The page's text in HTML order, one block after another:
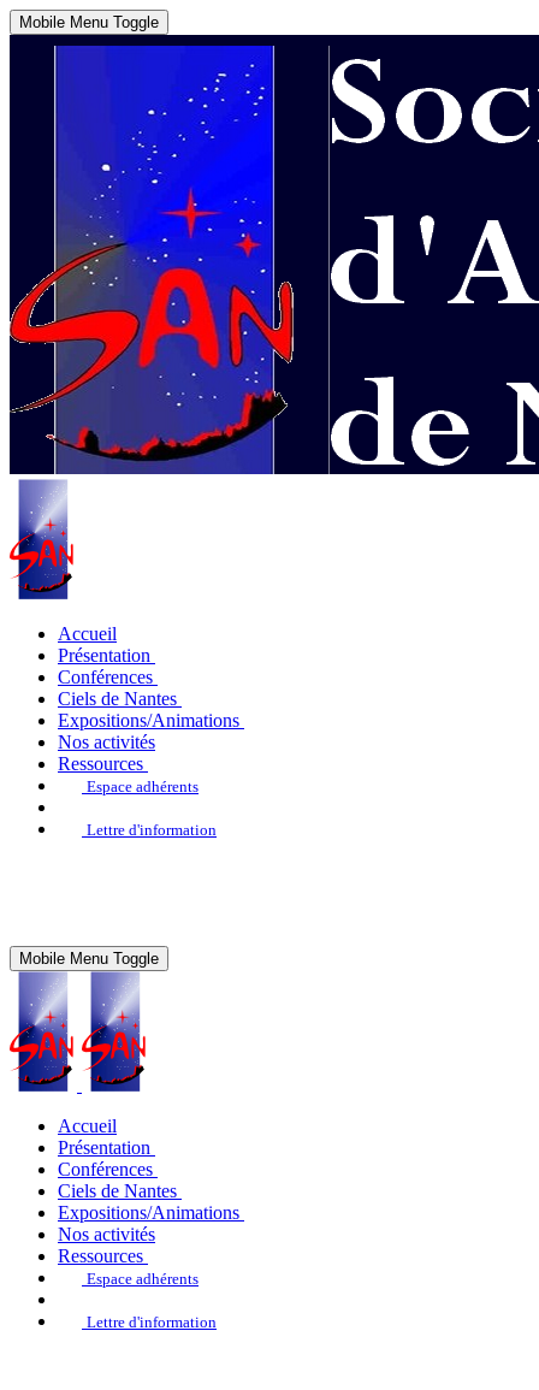
Mobile Menu Toggle
Accueil
Présentation
Conférences
Ciels de Nantes
Expositions/Animations
Nos activités
Ressources
Espace adhérents
Lettre d'information
Mobile Menu Toggle
Accueil
Présentation
Conférences
Ciels de Nantes
Expositions/Animations
Nos activités
Ressources
Espace adhérents
Lettre d'information